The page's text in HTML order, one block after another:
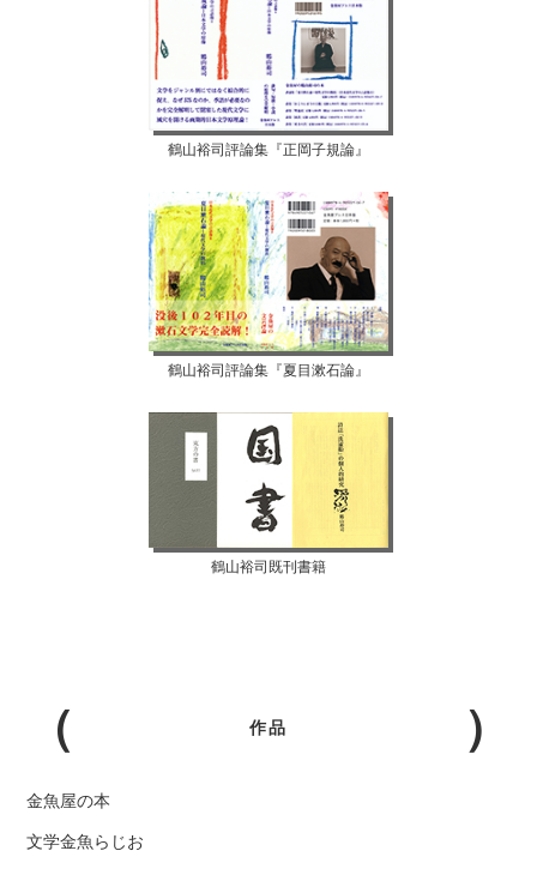
鶴山裕司評論集『正岡子規論』
鶴山裕司評論集『夏目漱石論』
鶴山裕司既刊書籍
作品
金魚屋の本
文学金魚らじお